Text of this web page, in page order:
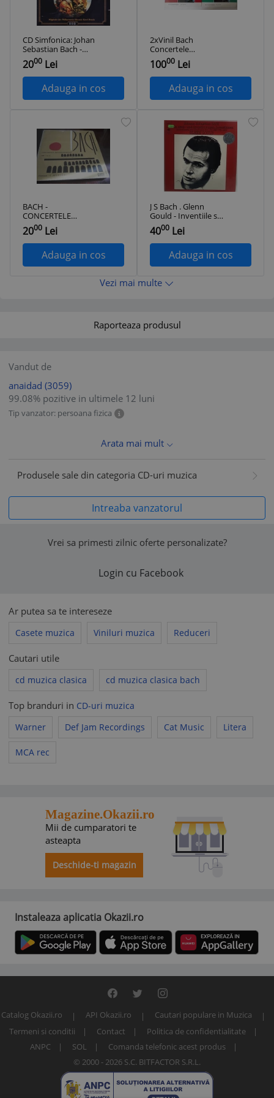
CD Simfonica: Johan
Sebastian Bach -
Concertele
brandenburgice 1, 2
si 4 ( DDD )
2000 Lei
Adauga in cos
2xVinil Bach
Concertele
Brandenburgice 1,
2, 3 + 4, 5, 6 Basler
Kammerorchester
10000 Lei
Adauga in cos
BACH -
CONCERTELE
BRANDENBURGICE
NR. 1 SI 4
inregistrare Philips
Olanda
2000 Lei
Adauga in cos
J S Bach . Glenn
Gould - Inventiile si
simfoniile în doua si
trei parti nr. 1-15
BWV 772-801 NM /
NM vinil, LP, disc
clasica _ CBS
4000 Lei
Adauga in cos
Vezi mai multe
Raporteaza produsul
Vandut de
anaidad (3059)
99.08% pozitive in ultimele 12 luni
Tip vanzator: persoana fizica
Arata mai mult
Produsele sale din categoria CD-uri muzica
Intreaba vanzatorul
Vrei sa primesti zilnic oferte personalizate?
Login cu Facebook
Ar putea sa te intereseze
Casete muzica Viniluri muzica Reduceri
Cautari utile
cd muzica clasica cd muzica clasica bach
Top branduri in CD-uri muzica
Warner
Def Jam Recordings Cat Music Litera
MCA rec
Magazine.Okazii.ro
Mii de cumparatori te
asteapta
Deschide-ti magazin
Instaleaza aplicatia Okazii.ro
Catalog Okazii.ro API Okazii.ro
Cautari populare in Muzica
Termeni si conditii
Contact
Politica de confidentialitate
ANPC
SOL
Comanda telefonic acest produs
© 2000 - 2026 S.C. BITFACTOR S.R.L.